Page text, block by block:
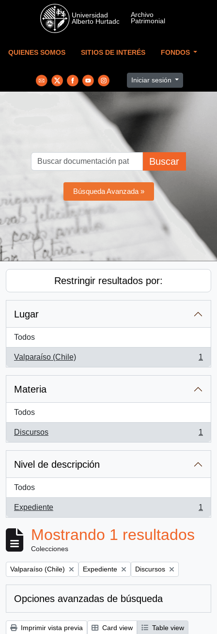
Skip to main content
QUIENES SOMOS SITIOS DE INTERÉS FONDOS
Iniciar sesión
Buscar
Búsqueda Avanzada »
Restringir resultados por:
Lugar
Todos
Valparaíso (Chile)
, 1 resultados
1
Materia
Todos
Discursos
, 1 resultados
1
Nivel de descripción
Todos
Expediente
, 1 resultados
1
Mostrando 1 resultados
Colecciones
Remove filter:
Valparaíso (Chile) Remove filter:
Expediente Remove filter:
Discursos
Opciones avanzadas de búsqueda
Imprimir vista previa Card view
Table view